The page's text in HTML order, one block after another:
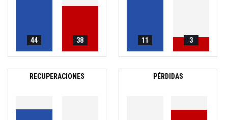
44 38 11 3
RECUPERACIONES PÉRDIDAS